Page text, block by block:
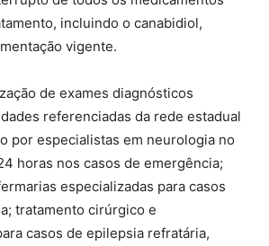
incluindo o canabidiol,
vigente.
de exames diagnósticos
referenciadas da rede estadual
por especialistas em neurologia no
horas nos casos de emergência;
especializadas para casos
tratamento cirúrgico e
casos de epilepsia refratária,